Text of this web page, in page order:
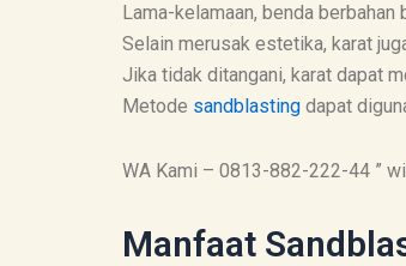
Lama-kelamaan, benda
Selain merusak estetika, karat
Jika tidak ditangani, karat dapat
Metode sandblasting dapat
WA Kami – 0813-882-222-44 ”
Manfaat